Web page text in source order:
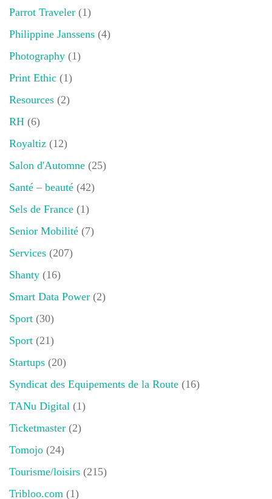
Parrot Traveler (1)
Philippine Janssens (4)
Photography (1)
Print Ethic (1)
Resources (2)
RH (6)
Royaltiz (12)
Salon d'Automne (25)
Santé – beauté (42)
Sels de France (1)
Senior Mobilité (7)
Services (207)
Shanty (16)
Smart Data Power (2)
Sport (30)
Sport (21)
Startups (20)
Syndicat des Equipements de la Route (16)
TANu Digital (1)
Ticketmaster (2)
Tomojo (24)
Tourisme/loisirs (215)
Tribloo.com (1)